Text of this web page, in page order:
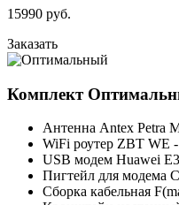
15990 руб.
Заказать
Комплект
Антенна Antex Petra
WiFi роутер ZBT WE
USB модем Huawei
Пигтейл для модема
Сборка кабельная